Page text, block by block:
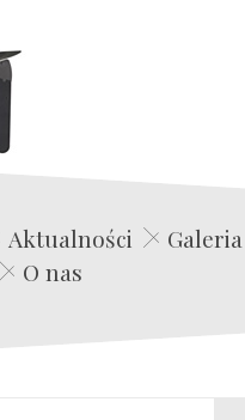
Edwin Film Agencja Aktorska
Aktualności
Galeria
O nas